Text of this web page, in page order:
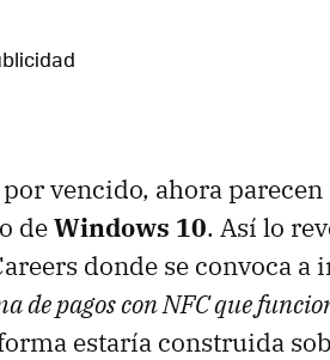
vencido, ahora
deWindows 10. Así lo
donde se convoca a
de pagos con NFC que
estaría construida